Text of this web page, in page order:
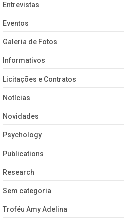
Entrevistas
Eventos
Galeria de Fotos
Informativos
Licitações e Contratos
Notícias
Novidades
Psychology
Publications
Research
Sem categoria
Troféu Amy Adelina